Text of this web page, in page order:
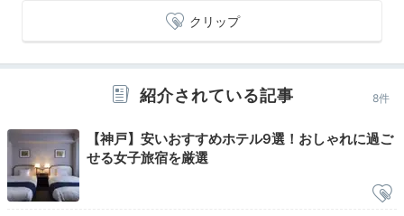
まったり時間に
お別れを。
クリップ
紹介されている記事 8件
【神戸】安いおすすめホテル9選！おしゃれに過ご
せる女子旅宿を厳選